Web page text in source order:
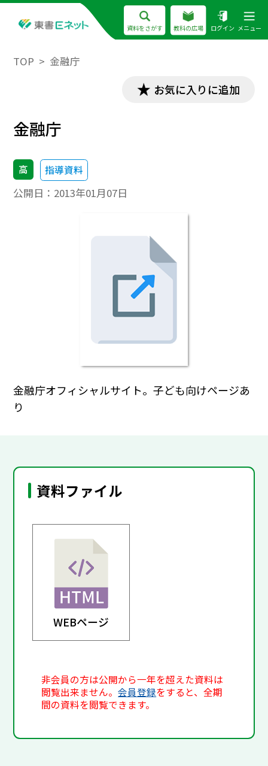
資料をさがす 教科の広場 ログイン メニュー
TOP 金融庁
お気に入りに追加
金融庁
高 指導資料
公開日： 2013年01月07日
金融庁オフィシャルサイト。子ども向けページあ
り
資料ファイル
WEBページ
非会員の方は公開から一年を超えた資料は
閲覧出来ません。会員登録をすると、全期
間の資料を閲覧できます。